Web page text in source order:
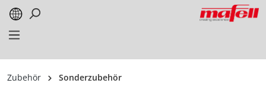
springen
Zubehör Sonderzubehör